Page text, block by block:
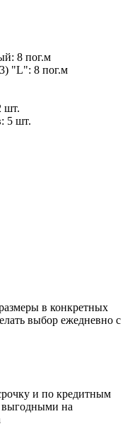
8 пог.м
"L": 8 пог.м
шт.
5 шт.
в конкретных
выбор ежедневно с
и по кредитным
выгодными на